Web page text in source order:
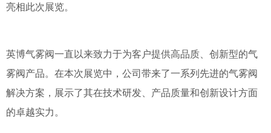
亮相此次展览。
英博气雾阀一直以来致力于为客户提供高品质、创新型的气
雾阀产品。在本次展览中，公司带来了一系列先进的气雾阀
解决方案，展示了其在技术研发、产品质量和创新设计方面
的卓越实力。